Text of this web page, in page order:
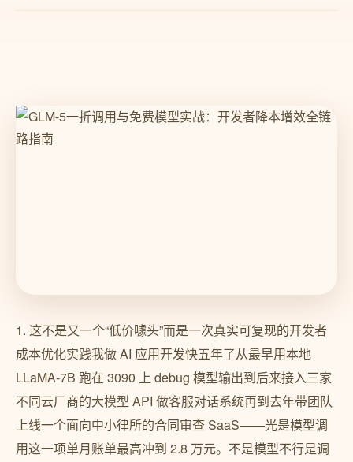
1. 这不是又一个“低价噱头”而是一次真实可复现的开发者
成本优化实践我做 AI 应用开发快五年了从最早用本地
LLaMA-7B 跑在 3090 上 debug 模型输出到后来接入三家
不同云厂商的大模型 API 做客服对话系统再到去年带团队
上线一个面向中小律所的合同审查 SaaS——光是模型调
用这一项单月账单最高冲到 2.8 万元。不是模型不行是调